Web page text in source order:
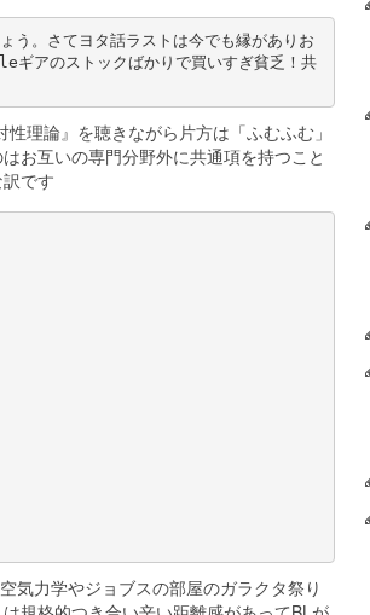
。さてヨタ話ラストは今でも縁がありお
ギアのストックばかりで買いすぎ貧乏！共
理論』を聴きながら片方は「ふむふむ」
お互いの専門分野外に共通項を持つこと
です
気力学やジョブスの部屋のガラクタ祭り